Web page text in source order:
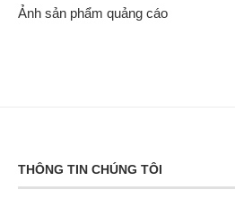
Ảnh sản phẩm quảng cáo
THÔNG TIN CHÚNG TÔI